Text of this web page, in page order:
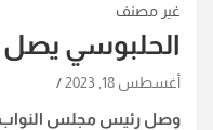
غير مصنف
الحلبوسي
أغسطس 18, 2023
وصل رئيس مجلس النواب